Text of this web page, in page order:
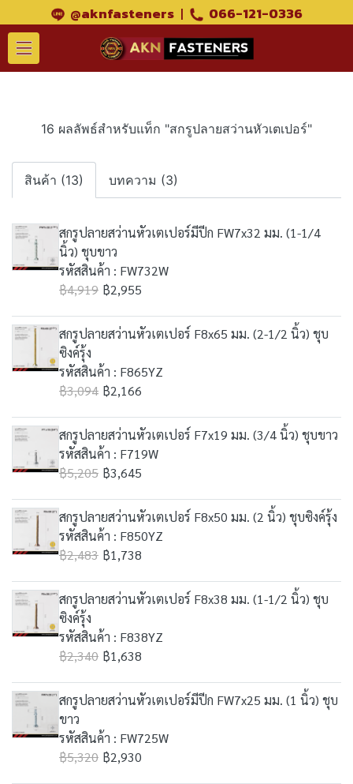
@aknfasteners | 066-121-0336
16 ผลลัพธ์สำหรับแท็ก "สกรูปลายสว่านหัวเตเปอร์"
สินค้า (13) บทความ (3)
สกรูปลายสว่านหัวเตเปอร์มีปีก FW7x32 มม. (1-1/4
นิ้ว) ชุบขาว
รหัสสินค้า : FW732W
฿4,919 ฿2,955
สกรูปลายสว่านหัวเตเปอร์ F8x65 มม. (2-1/2 นิ้ว) ชุบ
ซิงค์รุ้ง
รหัสสินค้า : F865YZ
฿3,094 ฿2,166
สกรูปลายสว่านหัวเตเปอร์ F7x19 มม. (3/4 นิ้ว) ชุบขาว
รหัสสินค้า : F719W
฿5,205 ฿3,645
สกรูปลายสว่านหัวเตเปอร์ F8x50 มม. (2 นิ้ว) ชุบซิงค์รุ้ง
รหัสสินค้า : F850YZ
฿2,483 ฿1,738
สกรูปลายสว่านหัวเตเปอร์ F8x38 มม. (1-1/2 นิ้ว) ชุบ
ซิงค์รุ้ง
รหัสสินค้า : F838YZ
฿2,340 ฿1,638
สกรูปลายสว่านหัวเตเปอร์มีปีก FW7x25 มม. (1 นิ้ว) ชุบ
ขาว
รหัสสินค้า : FW725W
฿5,320 ฿2,930